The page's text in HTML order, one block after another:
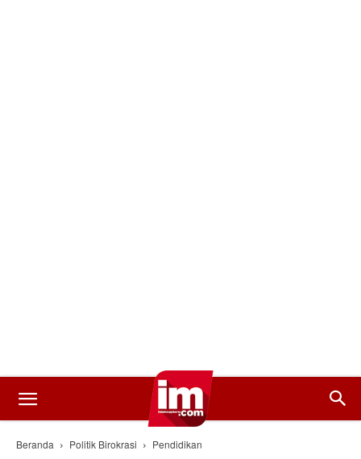
Beranda Politik Birokrasi Pendidikan